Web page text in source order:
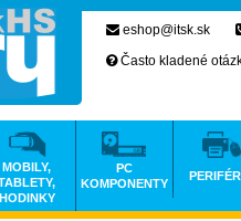
eshop@itsk.sk
Často kladené
MOBILY,
HODINKY
PC
KOMPONENTY